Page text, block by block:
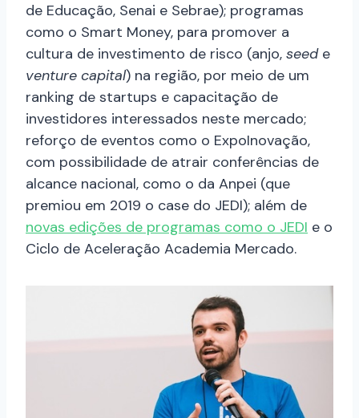
de Educação, Senai e Sebrae); programas
como o Smart Money, para promover a
cultura de investimento de risco (anjo, seede
venture capital) na região, por meio de um
ranking de startups e capacitação de
investidores interessados neste mercado;
reforço de eventos como o ExpoInovação,
com possibilidade de atrair conferências de
alcance nacional, como o da Anpei (que
premiou em 2019 o case do JEDI); além de
novas edições de programas como o JEDI e o
Ciclo de Aceleração Academia Mercado.